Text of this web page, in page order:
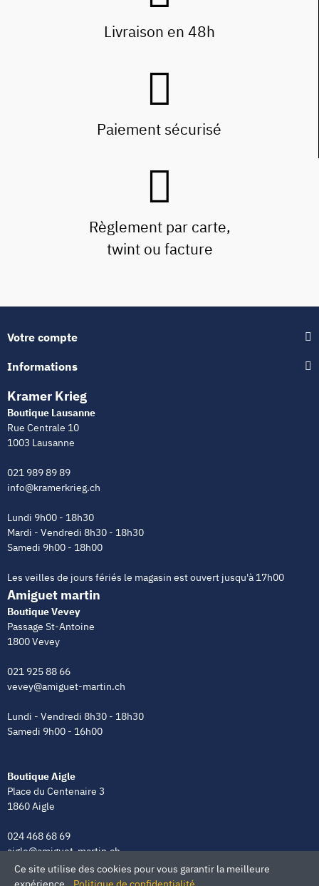
Livraison en 48h
Paiement sécurisé
Règlement par carte,
twint ou facture
Votre compte
Informations
Kramer Krieg
Boutique Lausanne
Rue Centrale 10
1003 Lausanne
021 989 89 89
info@kramerkrieg.ch
Lundi 9h00 - 18h30
Mardi - Vendredi 8h30 - 18h30
Samedi 9h00 - 18h00
Les veilles de jours fériés le magasin est ouvert jusqu'à 17h00
Amiguet martin
Boutique Vevey
Passage St-Antoine
1800 Vevey
021 925 88 66
vevey@amiguet-martin.ch
Lundi - Vendredi 8h30 - 18h30
Samedi 9h00 - 16h00
Boutique Aigle
Place du Centenaire 3
1860 Aigle
024 468 68 69
aigle@amiguet-martin.ch
Lundi - Vendredi 8h00 - 12h00 | 13h30 - 18h30
Ce site utilise des cookies pour vous garantir la meilleure